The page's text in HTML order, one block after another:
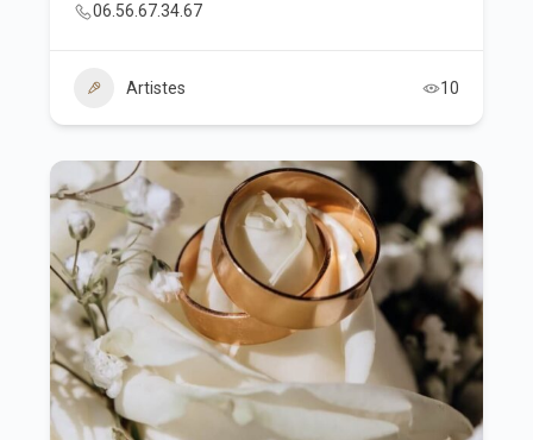
06.56.67.34.67
Artistes 10